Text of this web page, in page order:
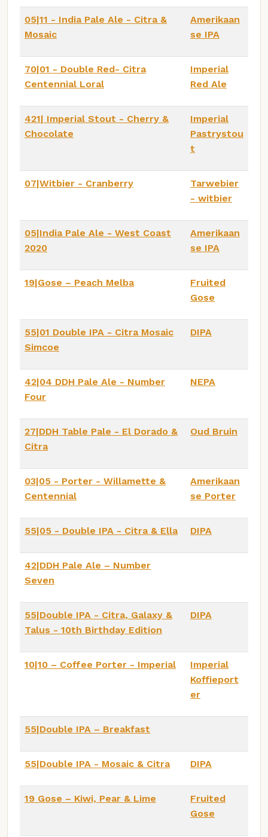
05|11 - India Pale Ale - Citra &
Mosaic
Amerikaan
se IPA
70|01 - Double Red- Citra
Centennial Loral
Imperial
Red Ale
421| Imperial Stout - Cherry &
Chocolate
Imperial
Pastrystou
t
07|Witbier - Cranberry
Tarwebier
- witbier
05|India Pale Ale - West Coast
2020
Amerikaan
se IPA
19|Gose – Peach Melba
Fruited
Gose
55|01 Double IPA - Citra Mosaic
Simcoe
DIPA
42|04 DDH Pale Ale - Number
Four
NEPA
27|DDH Table Pale - El Dorado &
Citra
Oud Bruin
03|05 - Porter - Willamette &
Centennial
Amerikaan
se Porter
55|05 - Double IPA - Citra & Ella DIPA
42|DDH Pale Ale – Number
Seven
55|Double IPA - Citra, Galaxy &
Talus - 10th Birthday Edition
DIPA
10|10 – Coffee Porter - Imperial
Imperial
Koffieport
er
55|Double IPA – Breakfast
55|Double IPA - Mosaic & Citra DIPA
19 Gose – Kiwi, Pear & Lime
Fruited
Gose